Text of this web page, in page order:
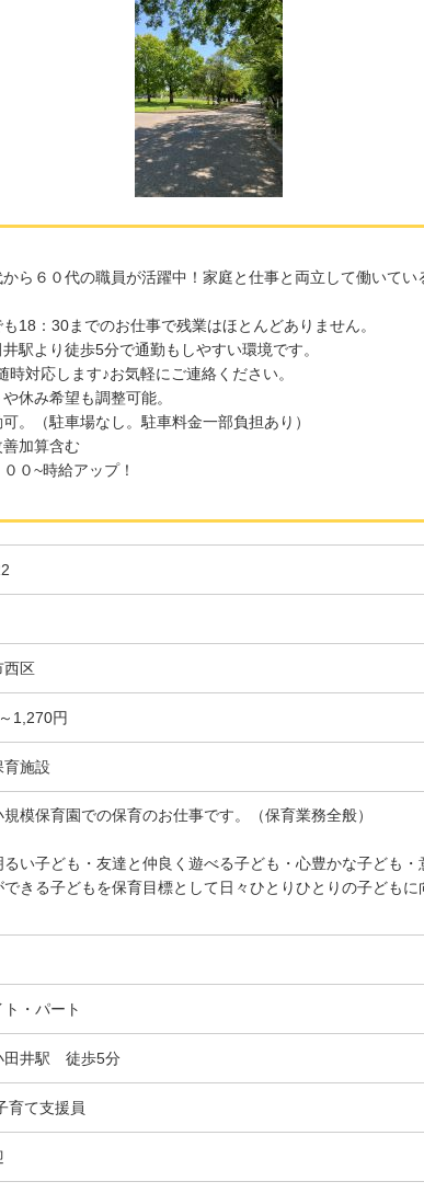
ら６０代の職員が活躍中！家庭と仕事と両立して働いて
18：30までのお仕事で残業はほとんどありません。
駅より徒歩5分で通勤もしやすい環境です。
時対応します♪お気軽にご連絡ください。
休み希望も調整可能。
。（駐車場なし。駐車料金一部負担あり）
加算含む
０~時給アップ！
西区
1,270円
育施設
規模保育園での保育のお仕事です。（保育業務全般）
るい子ども・友達と仲良く遊べる子ども・心豊かな子ども
できる子どもを保育目標として日々ひとりひとりの子ども
・パート
田井駅 徒歩5分
育て支援員